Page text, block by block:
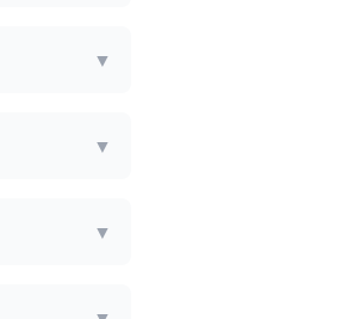
▼
▼
▼